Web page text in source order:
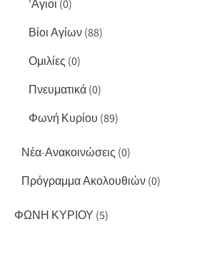
'Αγιοι (0)
Βίοι Αγίων(88)
Ομιλίες (0)
Πνευματικά(0)
Φωνή Κυρίου (89)
Νέα-Ανακοινώσεις (0)
Πρόγραμμα Ακολουθιών(0)
ΦΩΝΗ ΚΥΡΙΟΥ (5)